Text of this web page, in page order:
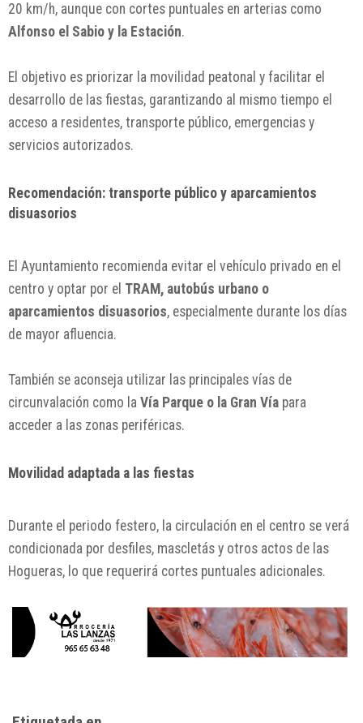
20 km/h, aunque con cortes puntuales en arterias como
Alfonso el Sabio y la Estación.
El objetivo es priorizar la movilidad peatonal y facilitar el
desarrollo de las fiestas, garantizando al mismo tiempo el
acceso a residentes, transporte público, emergencias y
servicios autorizados.
Recomendación: transporte público y aparcamientos
disuasorios
El Ayuntamiento recomienda evitar el vehículo privado en el
centro y optar por el TRAM, autobús urbano o
aparcamientos disuasorios, especialmente durante los días
de mayor afluencia.
También se aconseja utilizar las principales vías de
circunvalación como la Vía Parque o la Gran Vía para
acceder a las zonas periféricas.
Movilidad adaptada a las fiestas
Durante el periodo festero, la circulación en el centro se verá
condicionada por desfiles, mascletás y otros actos de las
Hogueras, lo que requerirá cortes puntuales adicionales.